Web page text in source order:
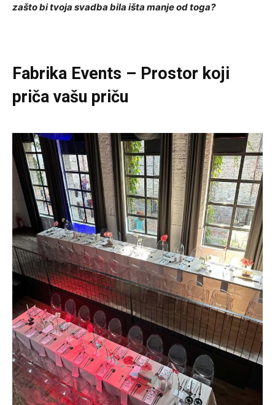
zašto bi tvoja svadba bila išta manje od toga?
Fabrika Events – Prostor koji
priča vašu priču